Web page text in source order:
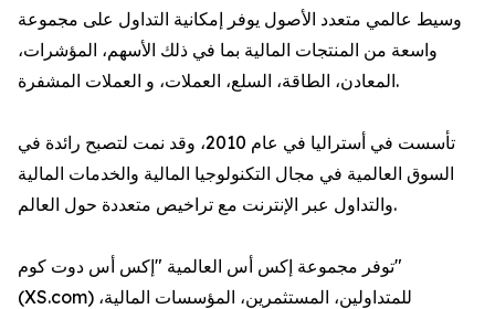
وسيط عالمي متعدد الأصول يوفر إمكانية التداول على مجموعة
واسعة من المنتجات المالية بما في ذلك الأسهم، المؤشرات،
المعادن، الطاقة، السلع، العملات، و العملات المشفرة.
تأسست في أستراليا في عام 2010، وقد نمت لتصبح رائدة في
السوق العالمية في مجال التكنولوجيا المالية والخدمات المالية
والتداول عبر الإنترنت مع تراخيص متعددة حول العالم.
توفر مجموعة إكس أس العالمية "إكس أس دوت كوم"
(XS.com) للمتداولين، المستثمرين، المؤسسات المالية،